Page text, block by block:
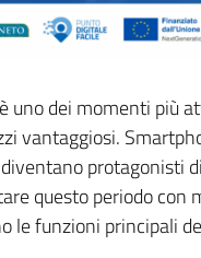
uno dei momenti più
vantaggiosi.
protagonisti
questo periodo con
le funzioni principali